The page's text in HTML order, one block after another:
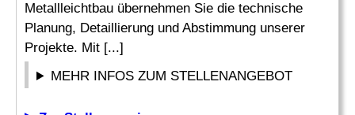
Metallleichtbau übernehmen Sie die technische
Planung, Detaillierung und Abstimmung unserer
Projekte. Mit [...]
MEHR INFOS ZUM STELLENANGEBOT